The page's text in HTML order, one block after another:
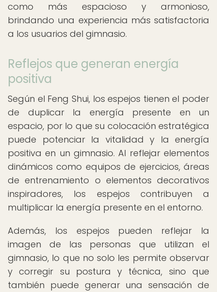
como más espacioso y armonioso,
brindando una experiencia más satisfactoria
a los usuarios del gimnasio.
Reflejos que generan energía
positiva
Según el Feng Shui, los espejos tienen el poder
de duplicar la energía presente en un
espacio, por lo que su colocación estratégica
puede potenciar la vitalidad y la energía
positiva en un gimnasio. Al reflejar elementos
dinámicos como equipos de ejercicios, áreas
de entrenamiento o elementos decorativos
inspiradores, los espejos contribuyen a
multiplicar la energía presente en el entorno.
Además, los espejos pueden reflejar la
imagen de las personas que utilizan el
gimnasio, lo que no solo les permite observar
y corregir su postura y técnica, sino que
también puede generar una sensación de